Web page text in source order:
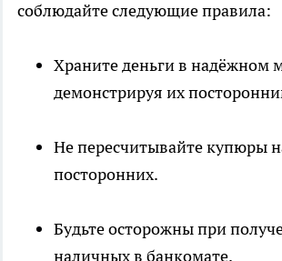
соблюдайте следующие правила:
Храните деньги в надёжном
демонстрируя их
Не пересчитывайте купюры
посторонних.
Будьте осторожны при
наличных в банкомате.